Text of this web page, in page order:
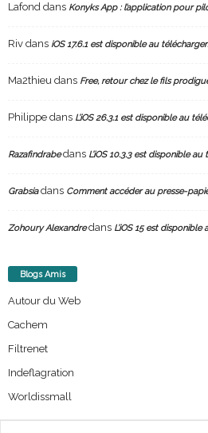
Lafond dans Konyks App : l’application pour
Riv dans iOS 17.6.1 est disponible au
Ma2thieu dans Free, retour chez le fils
Philippe dans L’iOS 26.3.1 est disponible au
Razafindrabedans L’iOS 10.3.3 est disponible
Grabsiadans Comment accéder au presse-
Zohoury Alexandredans L’iOS 15 est
Blogs Amis
Autour du Web
Cachem
Filtrenet
Indeflagration
Worldissmall